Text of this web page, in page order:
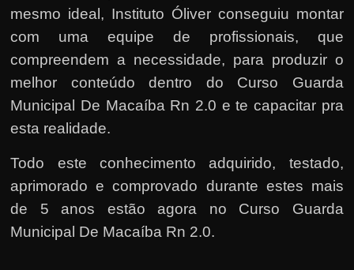
mesmo ideal, Instituto Óliver conseguiu montar
com uma equipe de profissionais, que
compreendem a necessidade, para produzir o
melhor conteúdo dentro do Curso Guarda
Municipal De Macaíba Rn 2.0 e te capacitar pra
esta realidade.
Todo este conhecimento adquirido, testado,
aprimorado e comprovado durante estes mais
de 5 anos estão agora no Curso Guarda
Municipal De Macaíba Rn 2.0.